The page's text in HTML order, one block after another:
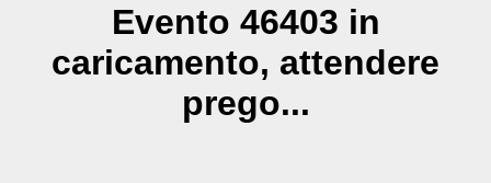
Evento 46403 in
caricamento, attendere
prego...